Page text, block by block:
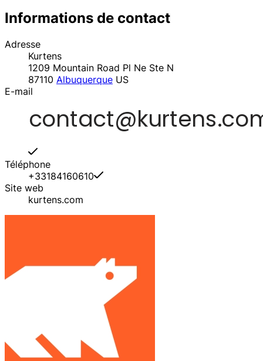
Informations de contact
Adresse
Kurtens
1209 Mountain Road Pl Ne Ste N
87110 Albuquerque US
E-mail
Téléphone
+33184160610
Site web
kurtens.com